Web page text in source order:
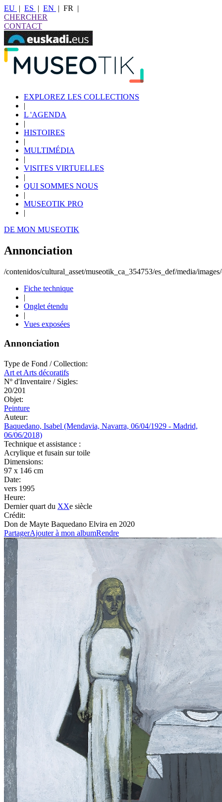
EU | ES | EN | FR
|
CHERCHER
CONTACT
EXPLOREZ LES COLLECTIONS
|
L 'AGENDA
|
HISTOIRES
|
MULTIMÉDIA
|
VISITES VIRTUELLES
|
QUI SOMMES NOUS
|
MUSEOTIK PRO
|
DE MON MUSEOTIK
Annonciation
/contenidos/cultural_asset/museotik_ca_354753/es_def/media/
Fiche technique
|
Onglet étendu
|
Vues exposées
Annonciation
Type de Fond / Collection:
Art et Arts décoratifs
Nº d'Inventaire / Sigles:
20/201
Objet:
Peinture
Auteur:
Baquedano, Isabel (Mendavia, Navarra, 06/04/1929 - Madrid,
06/06/2018)
Technique et assistance :
Acrylique et fusain sur toile
Dimensions:
97 x 146 cm
Date:
vers 1995
Heure:
Dernier quart du XXe siècle
Crédit:
Don de Mayte Baquedano Elvira en 2020
PartagerAjouter à mon albumRendre